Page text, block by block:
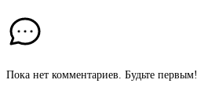
Пока нет комментариев. Будьте первым!